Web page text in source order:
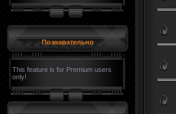
Познавательно
This feature is for Premium users
only!